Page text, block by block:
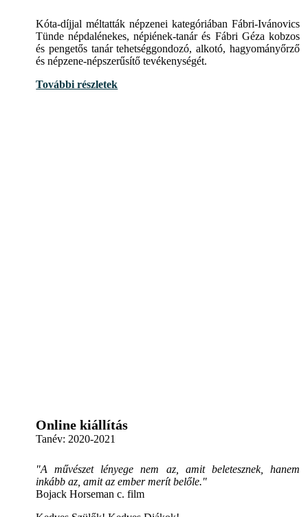
Kóta-díjjal méltatták népzenei kategóriában Fábri-Ivánovics
Tünde népdalénekes, népiének-tanár és Fábri Géza kobzos
és pengetős tanár tehetséggondozó, alkotó, hagyományőrző
és népzene-népszerűsítő tevékenységét.
További részletek
Online kiállítás
Tanév: 2020-2021
"A művészet lényege nem az, amit beletesznek, hanem
inkább az, amit az ember merít belőle."
Bojack Horseman c. film